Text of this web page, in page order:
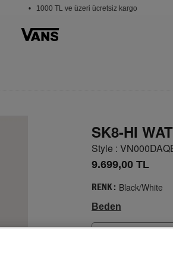
• 1000 TL ve üzeri ücretsiz kargo
SK8-HI
Style :
9.699,00 TL
RENK : Black/White
Beden